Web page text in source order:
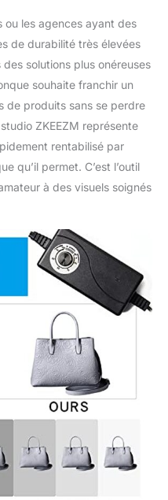
ou les agences ayant des
de durabilité très élevées
solutions plus onéreuses
souhaite franchir un
de produits sans se perdre
ZKEEZM représente
rentabilisé par
qu’il permet. C’est l’outil
à des visuels soignés